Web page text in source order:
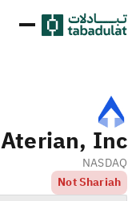
Aterian, Inc.
NASDAQ
Not Shariah